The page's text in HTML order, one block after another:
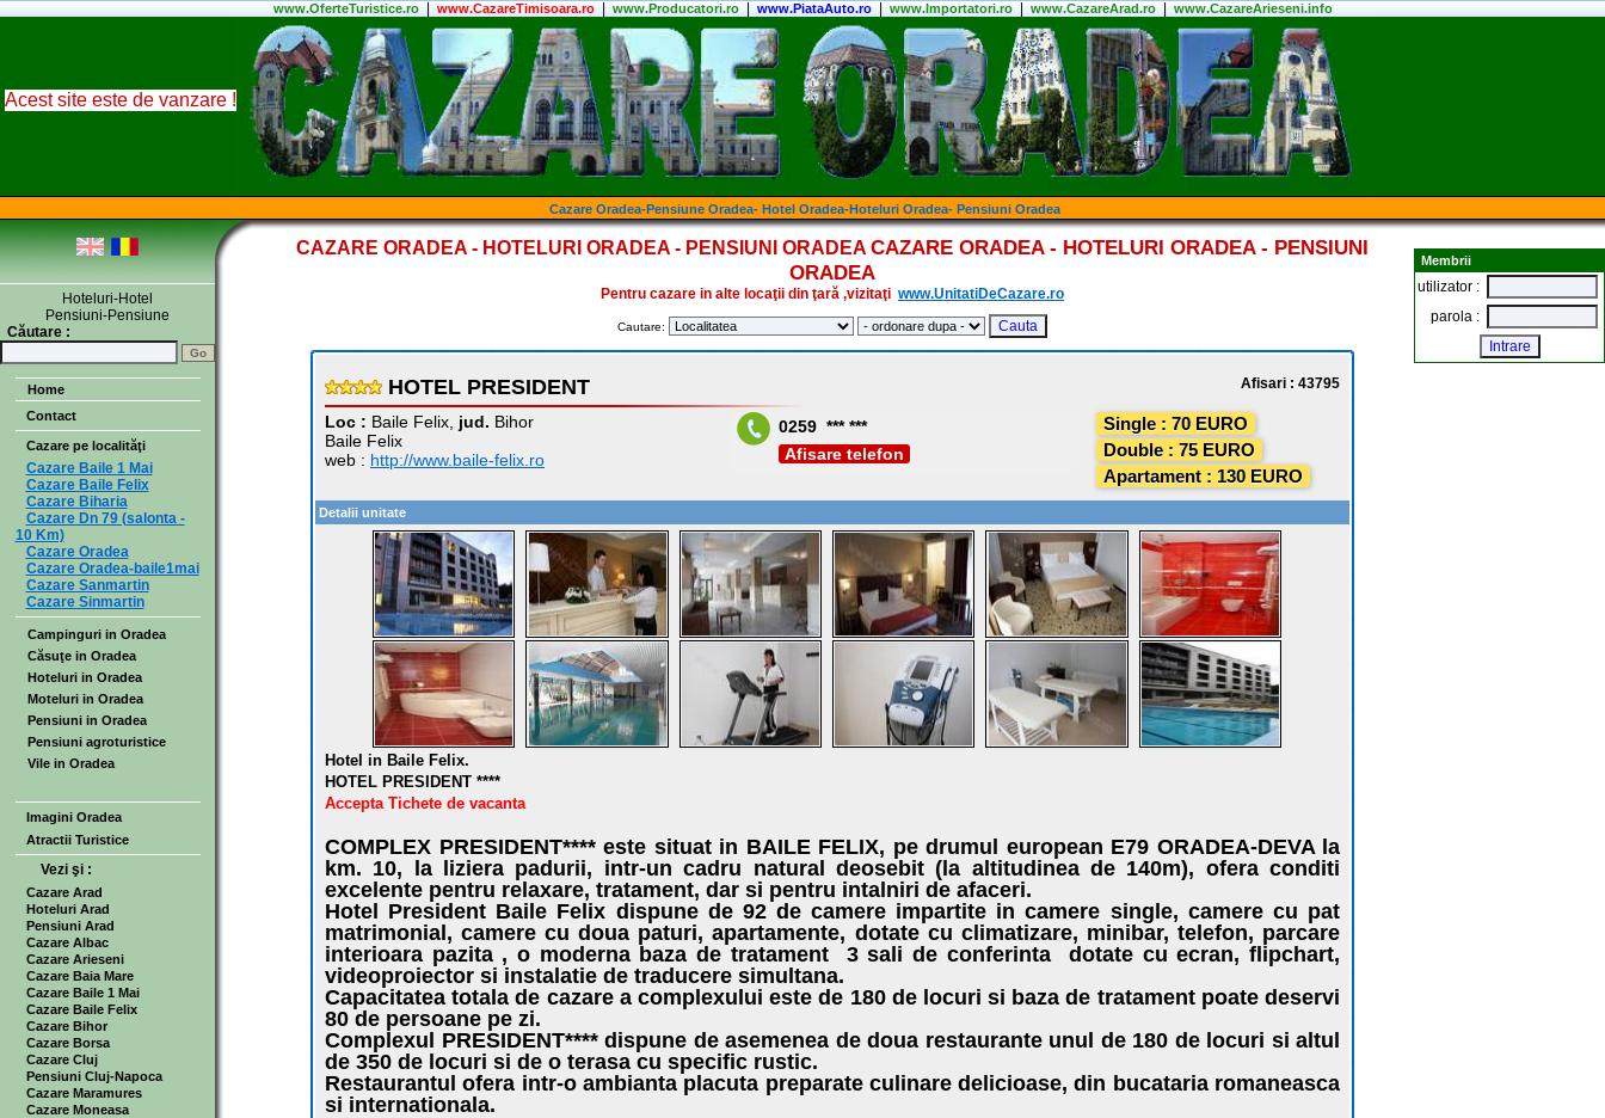
www.OferteTuristice.ro| www.CazareTimisoara.ro| www.Producatori.ro| www.PiataAuto.ro| www.Importatori.ro| www.CazareArad.ro| www.CazareArieseni.info
Acest site este de vanzare !
Cazare Oradea-Pensiune Oradea- Hotel Oradea-Hoteluri Oradea- Pensiuni Oradea
Hoteluri-Hotel
Pensiuni-Pensiune
Căutare :
Home
Contact
Cazare pe localităţi
Cazare Baile 1 Mai
Cazare Baile Felix
Cazare Biharia
Cazare Dn 79 (salonta -
10 Km)
Cazare Oradea
Cazare Oradea-baile1mai
Cazare Sanmartin
Cazare Sinmartin
Campinguri in Oradea
Căsuţe in Oradea
Hoteluri in Oradea
Moteluri in Oradea
Pensiuni in Oradea
Pensiuni agroturistice
Vile in Oradea
Imagini Oradea
Atractii Turistice
Vezi şi :
Cazare Arad
Hoteluri Arad
Pensiuni Arad
Cazare Albac
Cazare Arieseni
Cazare Baia Mare
Cazare Baile 1 Mai
Cazare Baile Felix
Cazare Bihor
Cazare Borsa
Cazare Cluj
Pensiuni Cluj-Napoca
Cazare Maramures
Cazare Moneasa
CAZARE ORADEA - HOTELURI ORADEA - PENSIUNI ORADEA CAZARE ORADEA - HOTELURI ORADEA - PENSIUNI
ORADEA
Pentru cazare in alte locaţii din ţară ,vizitaţi www.UnitatiDeCazare.ro
Cautare:
HOTEL PRESIDENT Afisari : 43795
Loc : Baile Felix, jud. Bihor
Baile Felix
web : http://www.baile-felix.ro
0259 *** ***
Afisare telefon
Single : 70 EURO
Double : 75 EURO
Apartament : 130 EURO
Detalii unitate
Hotel in Baile Felix.
HOTEL PRESIDENT ****
Accepta Tichete de vacanta
COMPLEX PRESIDENT****este situat in BAILE FELIX, pe drumul european E79 ORADEA-DEVA la
km. 10, la liziera padurii, intr-un cadru natural deosebit (la altitudinea de 140m), ofera conditi
excelente pentru relaxare, tratament, dar si pentru intalniri de afaceri.
Hotel President Baile Felix dispune de 92 de camere impartite in camere single, camere cu pat
matrimonial, camere cu doua paturi, apartamente, dotate cu climatizare, minibar, telefon, parcare
interioara pazita , o moderna baza de tratament 3 sali de conferinta dotate cu ecran, flipchart,
videoproiector si instalatie de traducere simultana.
Capacitatea totala de cazare a complexului este de 180 de locuri si baza de tratament poate deservi
80 de persoane pe zi.
Complexul PRESIDENT**** dispune de asemenea de doua restaurante unul de 180 de locuri si altul
de 350 de locuri si de o terasa cu specific rustic.
Restaurantul ofera intr-o ambianta placuta preparate culinare delicioase, din bucataria romaneasca
si internationala.
Membrii
utilizator :
parola :